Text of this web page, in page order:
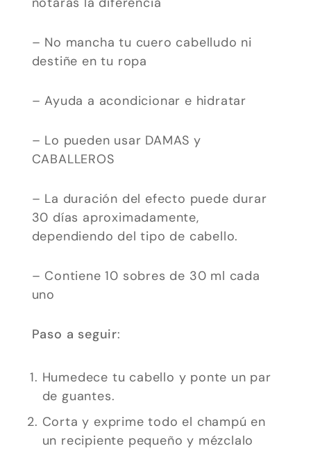
– No mancha tu cuero cabelludo ni
destiñe en tu ropa
– Ayuda a acondicionar e hidratar
– Lo pueden usar DAMAS y
CABALLEROS
– La duración del efecto puede durar
30 días aproximadamente,
dependiendo del tipo de cabello.
– Contiene 10 sobres de 30 ml cada
uno
Paso a seguir:
Humedece tu cabello y ponte un par
de guantes.
Corta y exprime todo el champú en
un recipiente pequeño y mézclalo
mejorar la
de la web, en
se usa la
Experiencia
Para que
funcione lo
algunas
desaparecerán
de la web.